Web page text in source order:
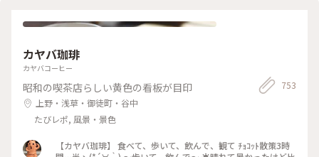
カヤバ珈琲
カヤバコーヒー
昭和の喫茶店らしい黄色の看板が目印
上野・浅草・御徒町・谷中
たびレポ, 風景・景色
753
【カヤバ珈琲】 食べて、歩いて、飲んで、観て ﾁｮｺｯﾄ散策3時